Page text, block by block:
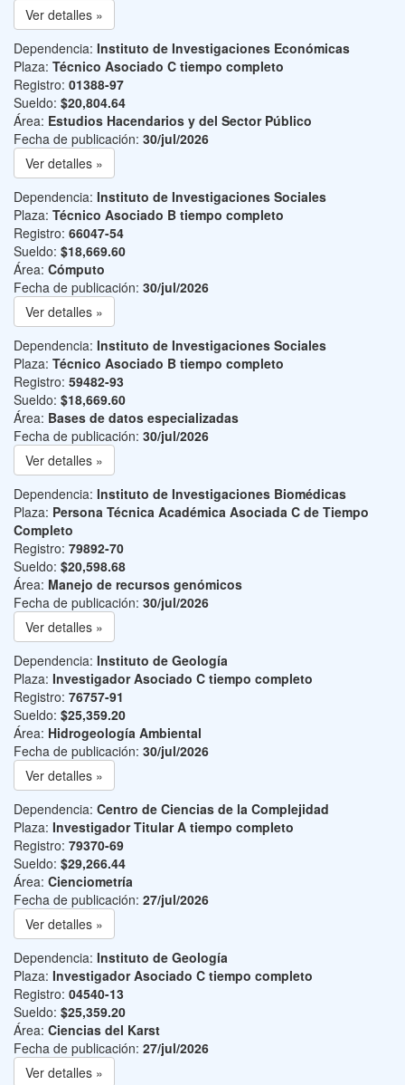
Ver detalles »
Dependencia: Instituto de Investigaciones Económicas
Plaza: Técnico Asociado C tiempo completo
Registro: 01388-97
Sueldo: $20,804.64
Área: Estudios Hacendarios y del Sector Público
Fecha de publicación: 30/jul/2026
Ver detalles »
Dependencia: Instituto de Investigaciones Sociales
Plaza: Técnico Asociado B tiempo completo
Registro: 66047-54
Sueldo: $18,669.60
Área: Cómputo
Fecha de publicación: 30/jul/2026
Ver detalles »
Dependencia: Instituto de Investigaciones Sociales
Plaza: Técnico Asociado B tiempo completo
Registro: 59482-93
Sueldo: $18,669.60
Área: Bases de datos especializadas
Fecha de publicación: 30/jul/2026
Ver detalles »
Dependencia: Instituto de Investigaciones Biomédicas
Plaza: Persona Técnica Académica Asociada C de Tiempo
Completo
Registro: 79892-70
Sueldo: $20,598.68
Área: Manejo de recursos genómicos
Fecha de publicación: 30/jul/2026
Ver detalles »
Dependencia: Instituto de Geología
Plaza: Investigador Asociado C tiempo completo
Registro: 76757-91
Sueldo: $25,359.20
Área: Hidrogeología Ambiental
Fecha de publicación: 30/jul/2026
Ver detalles »
Dependencia: Centro de Ciencias de la Complejidad
Plaza: Investigador Titular A tiempo completo
Registro: 79370-69
Sueldo: $29,266.44
Área: Cienciometría
Fecha de publicación: 27/jul/2026
Ver detalles »
Dependencia: Instituto de Geología
Plaza: Investigador Asociado C tiempo completo
Registro: 04540-13
Sueldo: $25,359.20
Área: Ciencias del Karst
Fecha de publicación: 27/jul/2026
Ver detalles »